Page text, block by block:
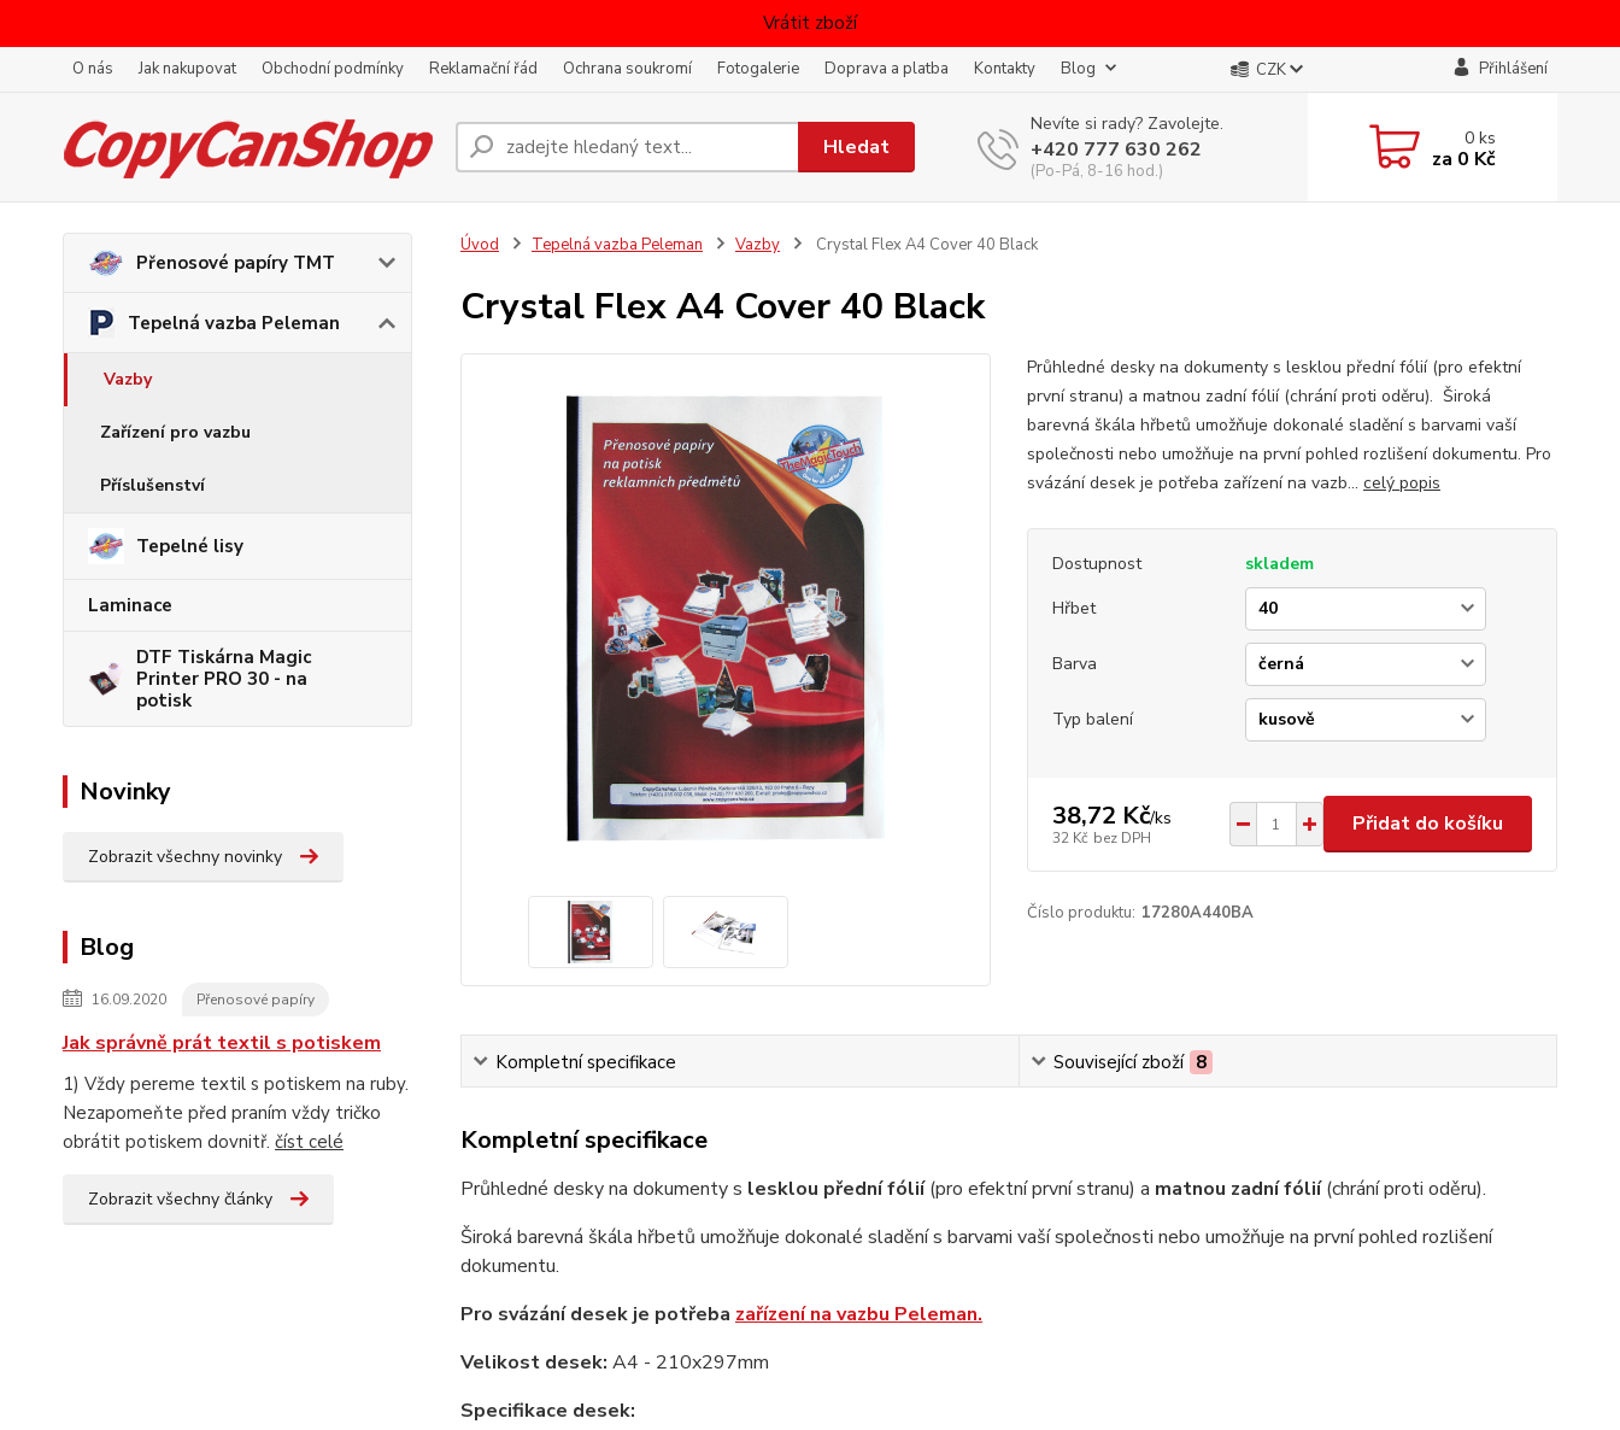
Vrátit zboží
O nás Jak nakupovat Obchodní podmínky Reklamační řád Ochrana soukromí Fotogalerie Doprava a platba Kontakty Blog CZK Přihlášení
Hledat
Nevíte si rady? Zavolejte.
+420 777 630 262
(Po-Pá, 8-16 hod.)
0ks
za 0 Kč
Přenosové papíry TMT
Tepelná vazba Peleman
Vazby
Zařízení pro vazbu
Příslušenství
Tepelné lisy
Laminace
DTF Tiskárna Magic
Printer PRO 30 - na
potisk
Novinky
Zobrazit všechny novinky
Blog
16.09.2020 Přenosové papíry
Jak správně prát textil s potiskem
1) Vždy pereme textil s potiskem na ruby.
Nezapomeňte před praním vždy tričko
obrátit potiskem dovnitř. číst celé
Zobrazit všechny články
Úvod Tepelná vazba Peleman Vazby Crystal Flex A4 Cover 40 Black
Crystal Flex A4 Cover 40 Black
Průhledné desky na dokumenty s lesklou přední fólií (pro efektní
první stranu) a matnou zadní fólií (chrání proti oděru). Široká
barevná škála hřbetů umožňuje dokonalé sladění s barvami vaší
společnosti nebo umožňuje na první pohled rozlišení dokumentu. Pro
svázání desek je potřeba zařízení na vazb... celý popis
Dostupnost
skladem
Hřbet
Barva
Typ balení
38,72 Kč/ks
32 Kč bez DPH
Přidat do košíku
Číslo produktu: 17280A440BA
Kompletní specifikace Související zboží 8
Kompletní specifikace
Průhledné desky na dokumenty s lesklou přední fólií(pro efektní první stranu) a matnou zadní fólií(chrání proti oděru).
Široká barevná škála hřbetů umožňuje dokonalé sladění s barvami vaší společnosti nebo umožňuje na první pohled rozlišení
dokumentu.
Pro svázání desek je potřeba zařízení na vazbu Peleman.
Velikost desek: A4 - 210x297mm
Specifikace desek: